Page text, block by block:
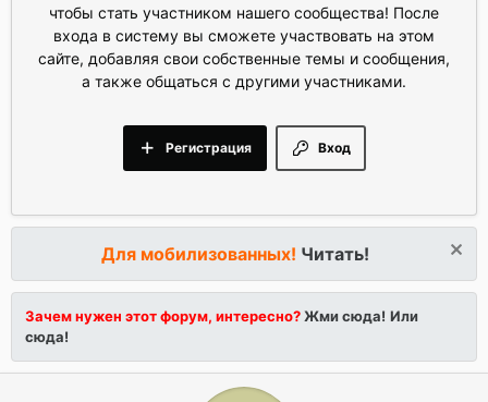
чтобы стать участником нашего сообщества! После
входа в систему вы сможете участвовать на этом
сайте, добавляя свои собственные темы и сообщения,
а также общаться с другими участниками.
Вход
Регистрация
Для мобилизованных! Читать!
Зачем нужен этот форум, интересно?Жми сюда! Или
сюда!